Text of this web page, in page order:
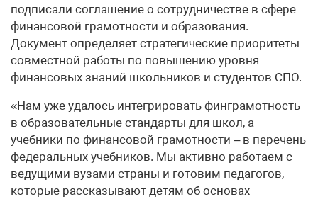
подписали соглашение о сотрудничестве в сфере
финансовой грамотности и образования.
Документ определяет стратегические приоритеты
совместной работы по повышению уровня
финансовых знаний школьников и студентов СПО.
«Нам уже удалось интегрировать финграмотность
в образовательные стандарты для школ, а
учебники по финансовой грамотности – в перечень
федеральных учебников. Мы активно работаем с
ведущими вузами страны и готовим педагогов,
которые рассказывают детям об основах